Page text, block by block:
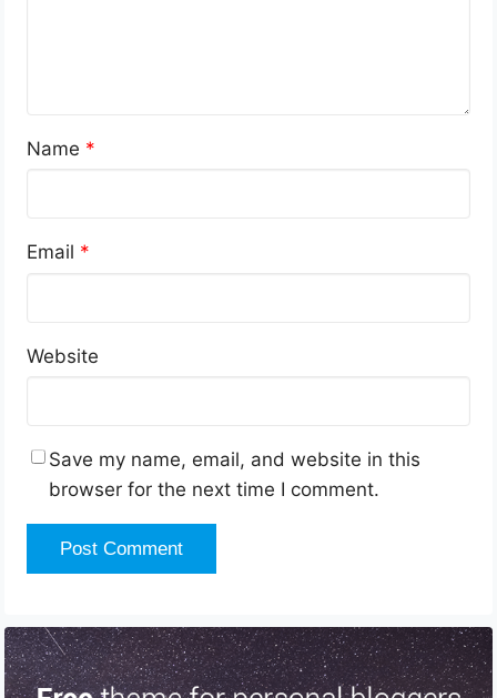
Name *
Email *
Website
Save my name, email, and website in this
browser for the next time I comment.